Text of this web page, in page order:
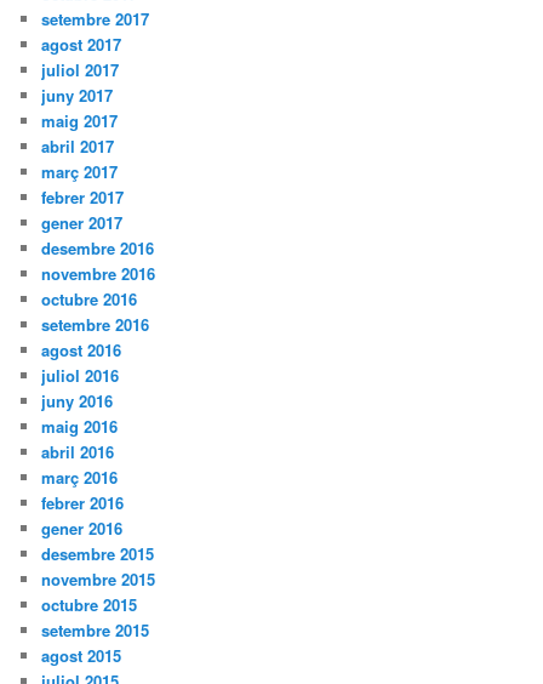
setembre 2017
agost 2017
juliol 2017
juny 2017
maig 2017
abril 2017
març 2017
febrer 2017
gener 2017
desembre 2016
novembre 2016
octubre 2016
setembre 2016
agost 2016
juliol 2016
juny 2016
maig 2016
abril 2016
març 2016
febrer 2016
gener 2016
desembre 2015
novembre 2015
octubre 2015
setembre 2015
agost 2015